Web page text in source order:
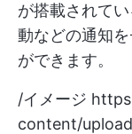
が搭載されて
動などの通知
ができます。
/イメージ
content/